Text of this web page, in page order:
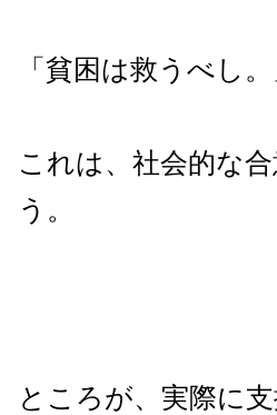
「貧困は救うべし。
これは、社会的な
う。
ところが、実際に